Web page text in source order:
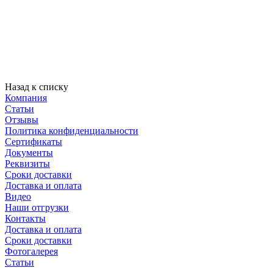
Назад к списку
Компания
Статьи
Отзывы
Политика конфиденциальности
Сертификаты
Документы
Реквизиты
Сроки доставки
Доставка и оплата
Видео
Наши отгрузки
Контакты
Доставка и оплата
Сроки доставки
Фотогалерея
Статьи